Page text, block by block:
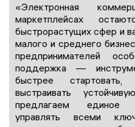
«Электронная
маркетплейсах
быстрорастущих сфер и
малого и среднего
предпринимателей
поддержка —
быстрее
выстраивать
предлагаем единое
управлять всеми